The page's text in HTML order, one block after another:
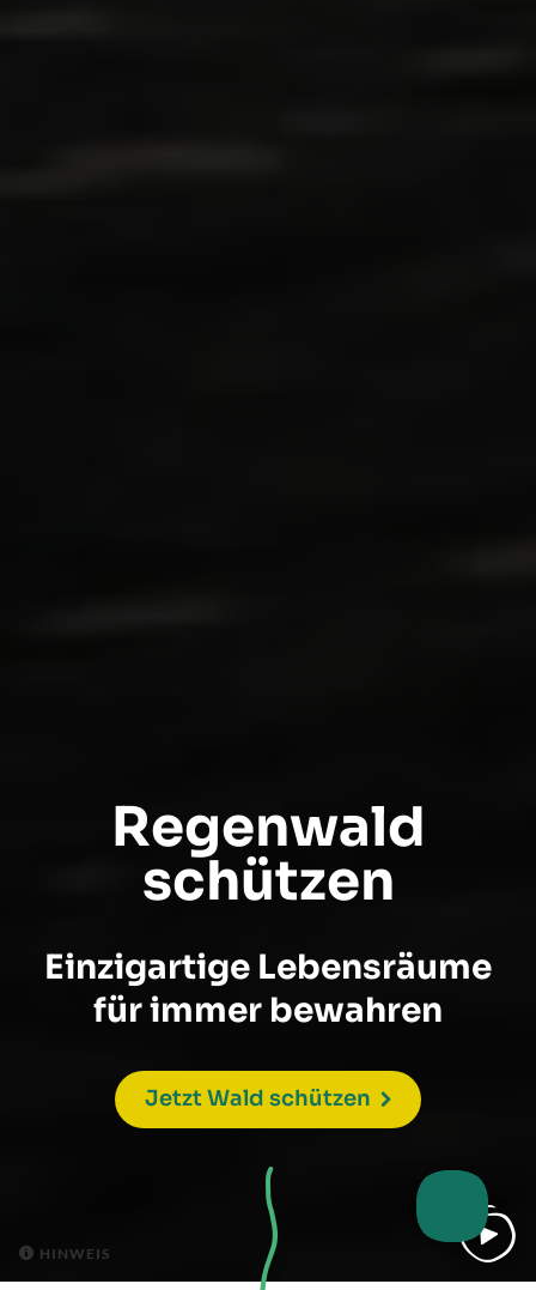
Regenwald
schützen
Einzigartige Lebensräume
für immer bewahren
Jetzt Wald schützen
 HINWEIS
 HINWEIS